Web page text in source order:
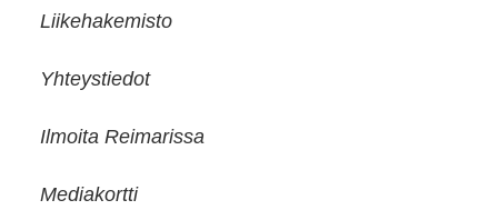
Liikehakemisto
Yhteystiedot
Ilmoita Reimarissa
Mediakortti